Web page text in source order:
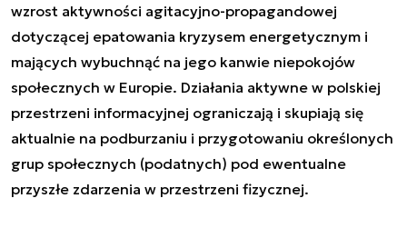
wzrost aktywności agitacyjno-propagandowej
dotyczącej epatowania kryzysem energetycznym i
mających wybuchnąć na jego kanwie niepokojów
społecznych w Europie. Działania aktywne w polskiej
przestrzeni informacyjnej ograniczają i skupiają się
aktualnie na podburzaniu i przygotowaniu określonych
grup społecznych (podatnych) pod ewentualne
przyszłe zdarzenia w przestrzeni fizycznej.